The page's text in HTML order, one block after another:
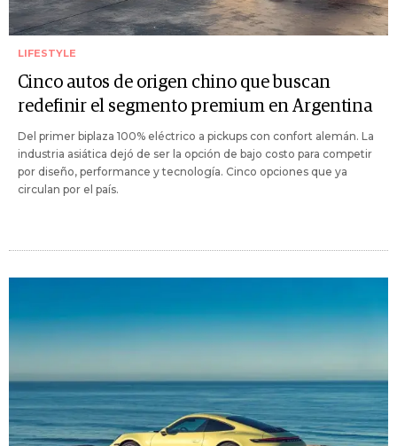
LIFESTYLE
Cinco autos de origen chino que buscan
redefinir el segmento premium en Argentina
Del primer biplaza 100% eléctrico a pickups con confort alemán. La
industria asiática dejó de ser la opción de bajo costo para competir
por diseño, performance y tecnología. Cinco opciones que ya
circulan por el país.